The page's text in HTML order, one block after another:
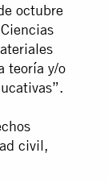
octubre
teoría y/o
civil,